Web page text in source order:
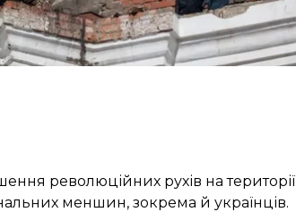
революційних рухів на території
меншин, зокрема й українців.